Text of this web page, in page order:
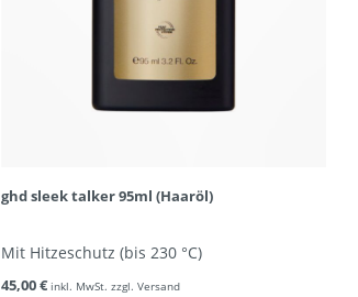
ghd sleek talker 95ml (Haaröl)
Mit Hitzeschutz (bis 230 °C)
45,00 € inkl. MwSt. zzgl. Versand